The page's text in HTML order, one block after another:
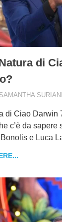
di
SAMANTHA
di Ciao Darwin
c’è da sapere
e Luca